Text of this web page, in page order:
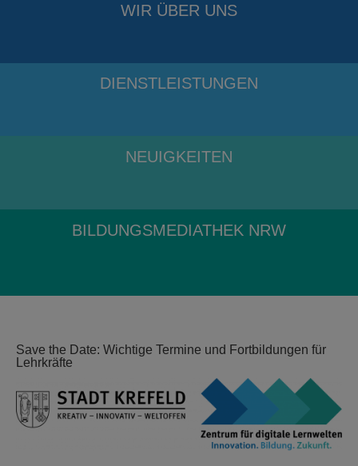
WIR ÜBER UNS
DIENSTLEISTUNGEN
NEUIGKEITEN
BILDUNGSMEDIATHEK NRW
Save the Date: Wichtige Termine und Fortbildungen für
Lehrkräfte